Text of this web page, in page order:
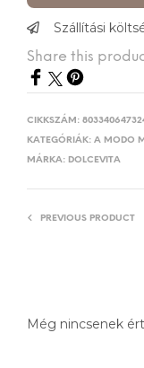
Szállítási
Share this
CIKKSZÁM:
KATEGÓRIÁK: A MODO
MÁRKA: DOLCEVITA
PREVIOUS PRODUCT
Még nincsenek